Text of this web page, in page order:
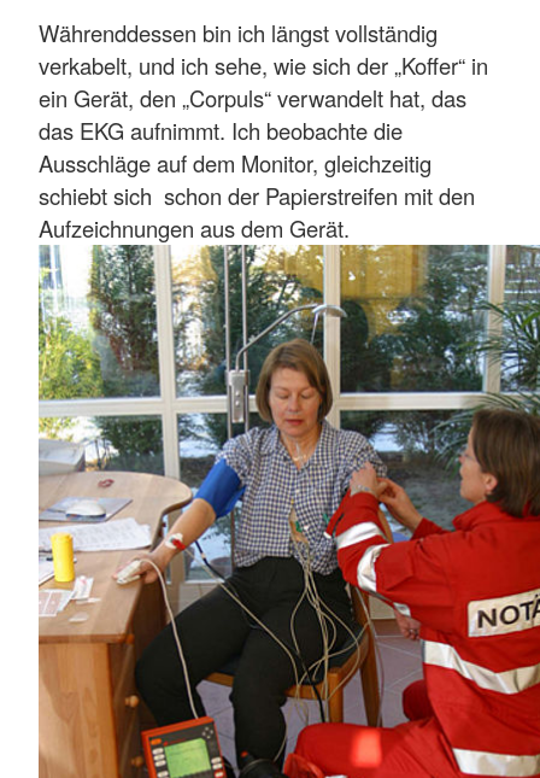
Währenddessen bin ich längst vollständig
verkabelt, und ich sehe, wie sich der „Koffer“ in
ein Gerät, den „Corpuls“ verwandelt hat, das
das EKG aufnimmt. Ich beobachte die
Ausschläge auf dem Monitor, gleichzeitig
schiebt sich schon der Papierstreifen mit den
Aufzeichnungen aus dem Gerät.